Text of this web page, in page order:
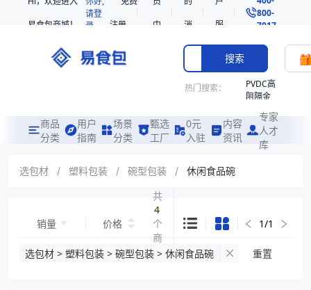
易食包商城！
请登
录
注册
中
消
息
服
务
800-
7017
搜索
热门搜索：
PVDC高
阻隔金
共挤热
收缩袋
221360
烤箱袋
商品
分类
用户
指南
场景
分类
甄选
工厂
0元
入驻
内容
资讯
专家
人才
库
选包材 / 塑料包装 / 碗型包装 / 休闲食品碗
销量 价格
共
4
个
商
品
1/1
选包材 > 塑料包装 > 碗型包装 > 休闲食品碗 重置